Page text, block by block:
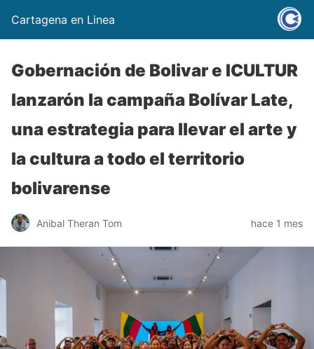
Cartagena en Linea
Gobernación de Bolivar e ICULTUR
lanzarón la campaña Bolívar Late,
una estrategia para llevar el arte y
la cultura a todo el territorio
bolivarense
Anibal Theran Tom hace 1 mes